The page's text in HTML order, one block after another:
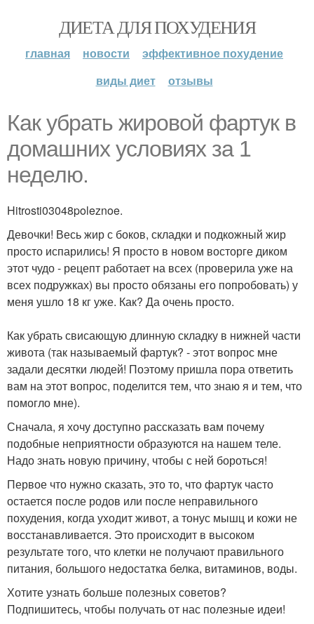
ДИЕТА ДЛЯ ПОХУДЕНИЯ
главная новости
эффективное похудение
виды диет
отзывы
Как убрать жировой фартук в
домашних условиях за 1
неделю.
Hitrosti03048poleznoe.
Девочки! Весь жир с боков, складки и подкожный жир
просто испарились! Я просто в новом восторге диком
этот чудо - рецепт работает на всех (проверила уже на
всех подружках) вы просто обязаны его попробовать) у
меня ушло 18 кг уже. Как? Да очень просто.
Как убрать свисающую длинную складку в нижней части
живота (так называемый фартук? - этот вопрос мне
задали десятки людей! Поэтому пришла пора ответить
вам на этот вопрос, поделится тем, что знаю я и тем, что
помогло мне).
Сначала, я хочу доступно рассказать вам почему
подобные неприятности образуются на нашем теле.
Надо знать новую причину, чтобы с ней бороться!
Первое что нужно сказать, это то, что фартук часто
остается после родов или после неправильного
похудения, когда уходит живот, а тонус мышц и кожи не
восстанавливается. Это происходит в высоком
результате того, что клетки не получают правильного
питания, большого недостатка белка, витаминов, воды.
Хотите узнать больше полезных советов?
Подпишитесь, чтобы получать от нас полезные идеи!